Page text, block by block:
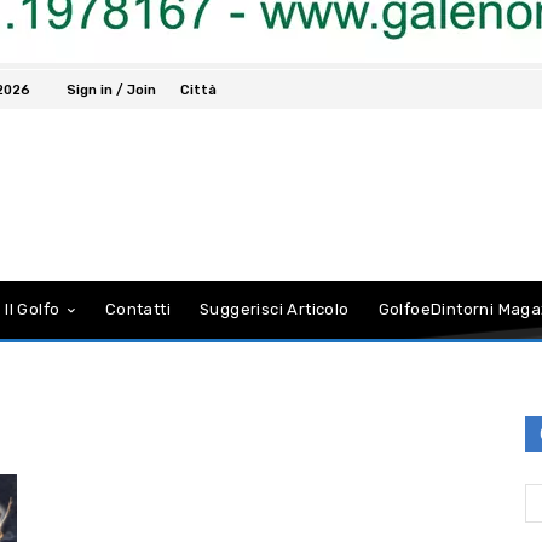
Sign in / Join Città
Il Golfo Contatti Suggerisci Articolo GolfoeDintorni